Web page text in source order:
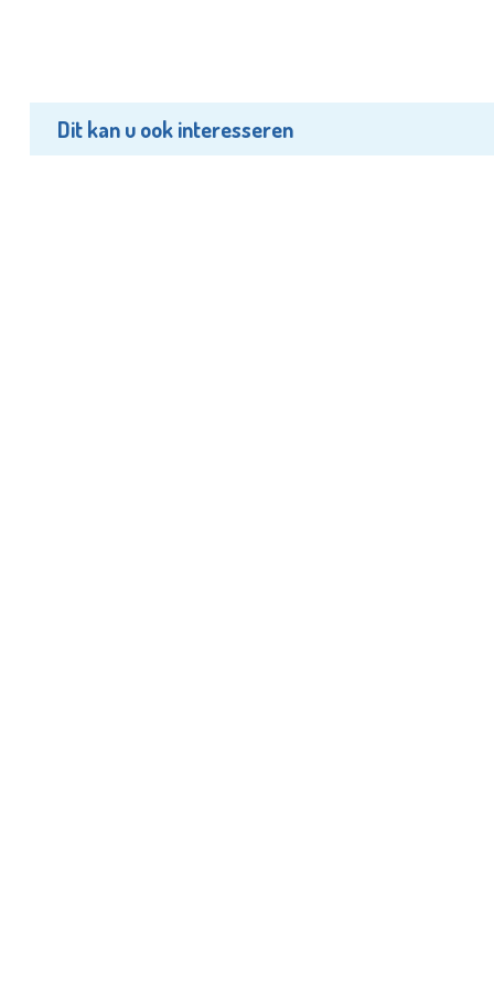
Dit kan u ook interesseren